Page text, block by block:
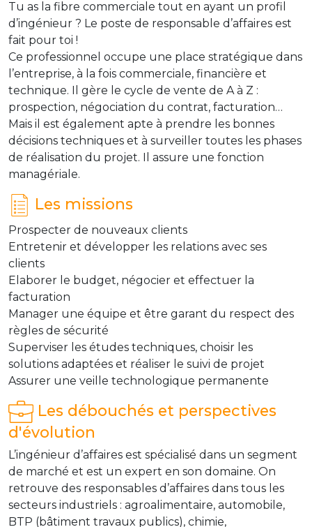
Tu as la fibre commerciale tout en ayant un profil
d’ingénieur ? Le poste de responsable d’affaires est
fait pour toi !
Ce professionnel occupe une place stratégique dans
l’entreprise, à la fois commerciale, financière et
technique. Il gère le cycle de vente de A à Z :
prospection, négociation du contrat, facturation…
Mais il est également apte à prendre les bonnes
décisions techniques et à surveiller toutes les phases
de réalisation du projet. Il assure une fonction
managériale.
Les missions
Prospecter de nouveaux clients
Entretenir et développer les relations avec ses
clients
Elaborer le budget, négocier et effectuer la
facturation
Manager une équipe et être garant du respect des
règles de sécurité
Superviser les études techniques, choisir les
solutions adaptées et réaliser le suivi de projet
Assurer une veille technologique permanente
Les débouchés et perspectives
d'évolution
L’ingénieur d’affaires est spécialisé dans un segment
de marché et est un expert en son domaine. On
retrouve des responsables d’affaires dans tous les
secteurs industriels : agroalimentaire, automobile,
BTP (bâtiment travaux publics), chimie,